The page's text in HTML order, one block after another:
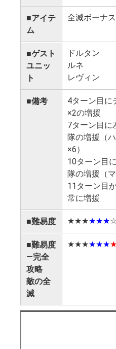
■アイテ
ム
全滅ボーナス
■ゲスト
ユニッ
ト
ドルタン
ルネ
レヴィン
■備考
4ターン目に
×2の増援
7ターン目に
隊の増援（
×6）
10ターン目
隊の増援（
11ターン目
常に増援
■難易度 ★★★★★★
■難易度
―完全
攻略
敵の全
滅
★★★★★★